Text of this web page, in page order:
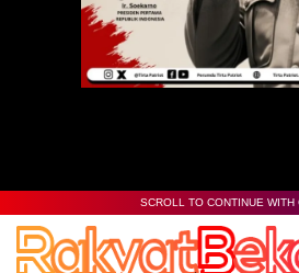
SCROLL TO CONTINUE WITH